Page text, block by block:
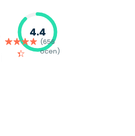
4.4
(656
ocen)